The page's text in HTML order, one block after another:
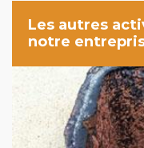
Les autres
notre